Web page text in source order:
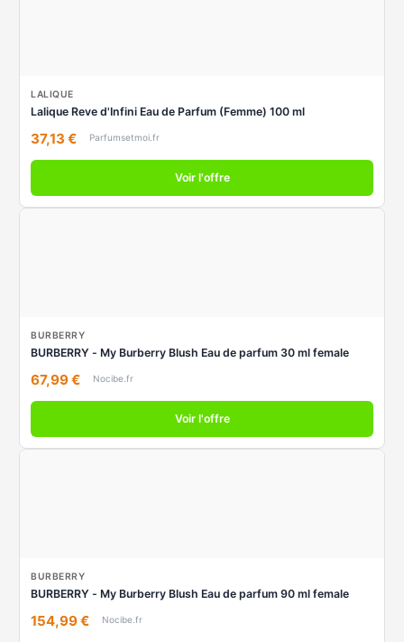
LALIQUE
Lalique Rеve d'Infini Eau de Parfum (Femme) 100 ml
37,13 € Parfumsetmoi.fr
Voir l'offre
BURBERRY
BURBERRY - My Burberry Blush Eau de parfum 30 ml female
67,99 € Nocibe.fr
Voir l'offre
BURBERRY
BURBERRY - My Burberry Blush Eau de parfum 90 ml female
154,99 € Nocibe.fr